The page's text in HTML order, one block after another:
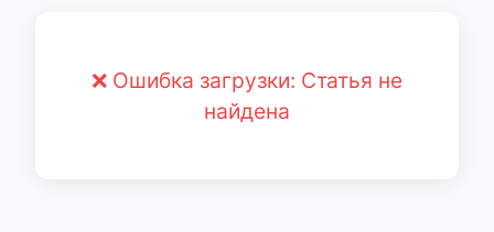
❌ Ошибка загрузки: Статья не
найдена